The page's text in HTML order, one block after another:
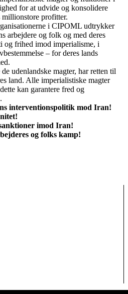
for at udvide og konsolidere
millionstore profitter.
i CIPOML udtrykker
arbejdere og folk og med deres
og frihed imod imperialisme, i
– for deres lands
udenlandske magter, har retten til
land. Alle imperialistiske magter
kan garantere fred og
interventionspolitik mod Iran!
imod Iran!
og folks kamp!